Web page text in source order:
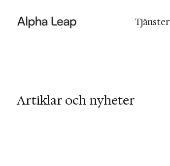
Tjänster
Artiklar och nyheter